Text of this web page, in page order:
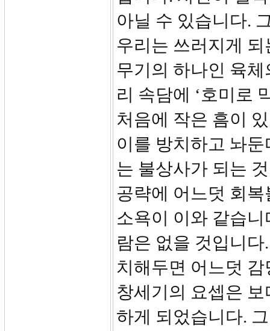
아닐 수 있습니다.
우리는 쓰러지게
무기의 하나인 육
리 속담에 ‘호미로
처음에 작은 흠이
이를 방치하고 놔
는 불상사가 되는
공략에 어느덧 회
소욕이 이와 같습
람은 없을 것입니
치해두면 어느덧
창세기의 요셉은
하게 되었습니다.